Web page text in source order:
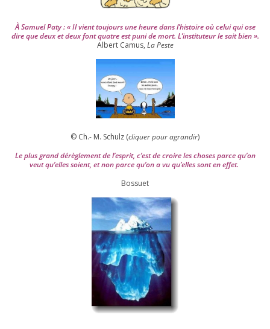
À Samuel Paty : « Il vient tou­jours une heure dans l’his­toire où celui qui ose
dire que deux et deux font quatre est puni de mort. L’instituteur le sait bien ».
Albert Camus, La Peste
© Ch.- M. Schulz (cli­quer pour agran­dir)
Le plus grand dérè­gle­ment de l’es­prit, c’est de croire les choses parce qu’on
veut qu’elles soient, et non parce qu’on a vu qu’elles sont en effet.
Bossuet